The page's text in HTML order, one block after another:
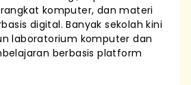
komputer, dan materi
digital. Banyak sekolah kini
laboratorium komputer dan
berbasis platform